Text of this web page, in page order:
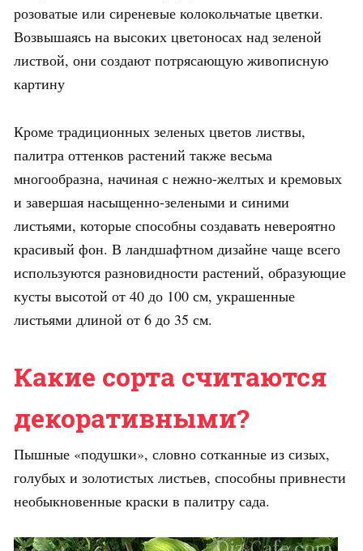
розоватые или сиреневые колокольчатые цветки.
Возвышаясь на высоких цветоносах над зеленой
листвой, они создают потрясающую живописную
картину
Кроме традиционных зеленых цветов листвы,
палитра оттенков растений также весьма
многообразна, начиная с нежно-желтых и кремовых
и завершая насыщенно-зелеными и синими
листьями, которые способны создавать невероятно
красивый фон. В ландшафтном дизайне чаще всего
используются разновидности растений, образующие
кусты высотой от 40 до 100 см, украшенные
листьями длиной от 6 до 35 см.
Какие сорта считаются
декоративными?
Пышные «подушки», словно сотканные из сизых,
голубых и золотистых листьев, способны привнести
необыкновенные краски в палитру сада.